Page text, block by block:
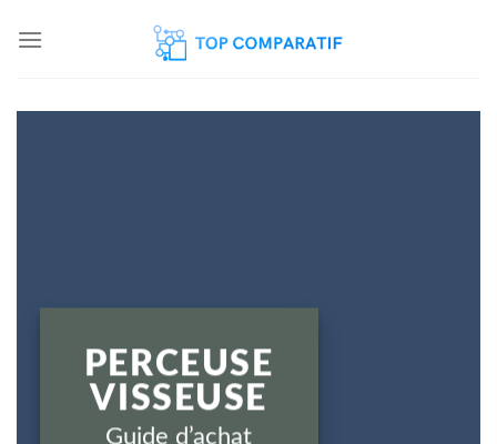
PERCEUSE
PERCEUSE
VISSEUSE
Guide d’achat